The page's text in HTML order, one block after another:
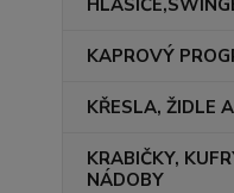
KAPROVÝ
KŘESLA, ŽIDLE
KRABIČKY,
NÁDOBY